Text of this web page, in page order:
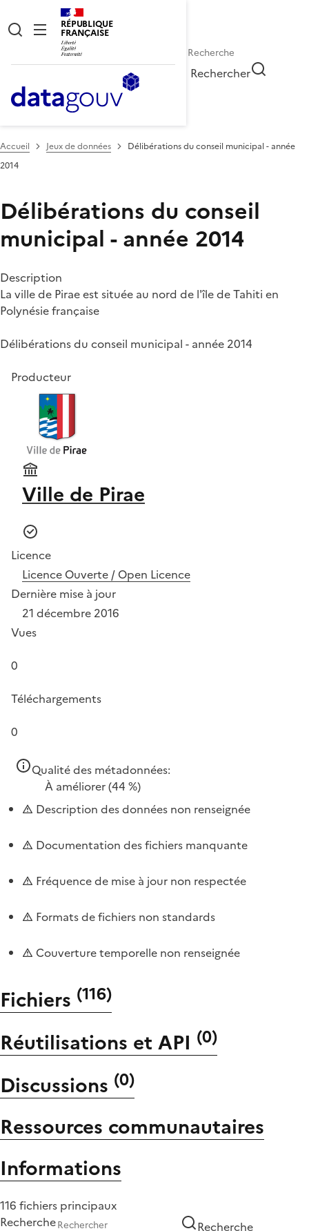
RÉPUBLIQUE
FRANÇAISE
Rechercher
Accueil Jeux de données
Délibérations du conseil municipal - année
2014
Délibérations du conseil
municipal - année 2014
Description
La ville de Pirae est située au nord de l'île de Tahiti en
Polynésie française
Délibérations du conseil municipal - année 2014
Producteur
Ville de Pirae
Licence
Licence Ouverte / Open Licence
Dernière mise à jour
21 décembre 2016
Vues
0
Téléchargements
0
Qualité des métadonnées:
À améliorer(44 %)
Description des données non renseignée
Documentation des fichiers manquante
Fréquence de mise à jour non respectée
Formats de fichiers non standards
Couverture temporelle non renseignée
Fichiers (116)
Réutilisations et API (0)
Discussions (0)
Ressources communautaires
Informations
116 fichiers principaux
Recherche
Recherche